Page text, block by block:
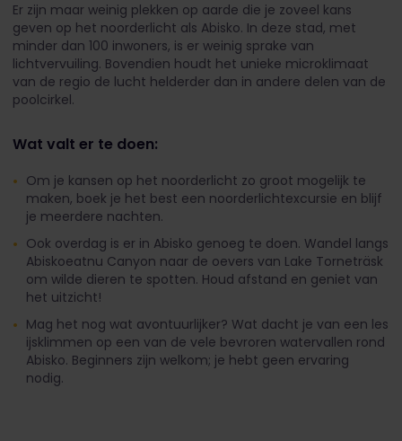
Er zijn maar weinig plekken op aarde die je zoveel kans
geven op het noorderlicht als Abisko. In deze stad, met
minder dan 100 inwoners, is er weinig sprake van
lichtvervuiling. Bovendien houdt het unieke microklimaat
van de regio de lucht helderder dan in andere delen van de
poolcirkel.
Wat valt er te doen:
Om je kansen op het noorderlicht zo groot mogelijk te
maken, boek je het best een noorderlichtexcursie en blijf
je meerdere nachten.
Ook overdag is er in Abisko genoeg te doen. Wandel langs
Abiskoeatnu Canyon naar de oevers van Lake Torneträsk
om wilde dieren te spotten. Houd afstand en geniet van
het uitzicht!
Mag het nog wat avontuurlijker? Wat dacht je van een les
ijsklimmen op een van de vele bevroren watervallen rond
Abisko. Beginners zijn welkom; je hebt geen ervaring
nodig.